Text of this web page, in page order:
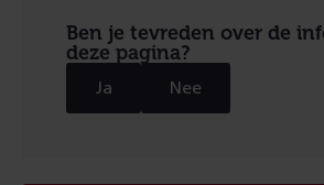
Ben je tevreden over de
deze pagina?
Ja Nee